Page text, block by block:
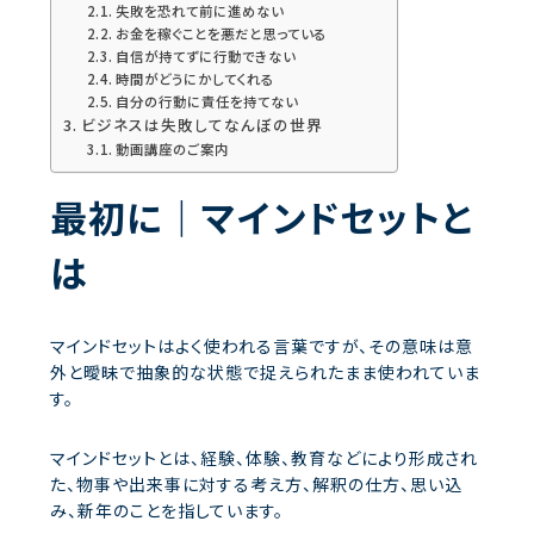
失敗を恐れて前に進めない
お金を稼ぐことを悪だと思っている
自信が持てずに行動できない
時間がどうにかしてくれる
自分の行動に責任を持てない
ビジネスは失敗してなんぼの世界
動画講座のご案内
最初に｜マインドセットと
は
マインドセットはよく使われる言葉ですが、その意味は意
外と曖昧で抽象的な状態で捉えられたまま使われていま
す。
マインドセットとは、経験、体験、教育などにより形成され
た、物事や出来事に対する考え方、解釈の仕方、思い込
み、新年のことを指しています。